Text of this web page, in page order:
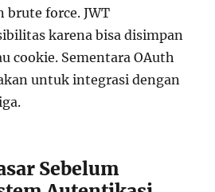
brute force. JWT
karena bisa disimpan
cookie. Sementara OAuth
untuk integrasi dengan
Sebelum